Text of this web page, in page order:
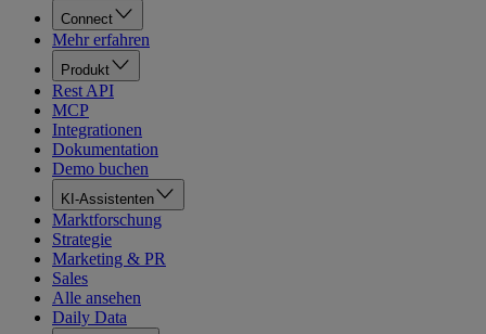
Connect
Mehr erfahren
Produkt
Rest API
MCP
Integrationen
Dokumentation
Demo buchen
KI-Assistenten
Marktforschung
Strategie
Marketing & PR
Sales
Alle ansehen
Daily Data